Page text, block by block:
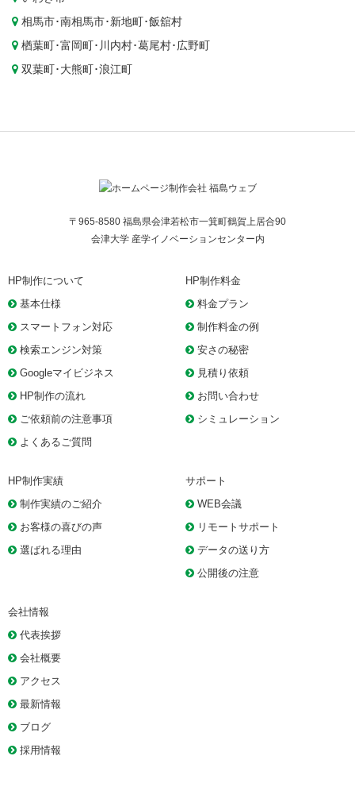
相馬市･南相馬市･ 新地町･飯舘村
楢葉町･富岡町･ 川内村･葛尾村･ 広野町
双葉町･ 大熊町･浪江町
〒965-8580 福島県会津若松市一箕町鶴賀上居合90
会津大学 産学イノベーションセンター内
HP制作について
基本仕様
スマートフォン対応
検索エンジン対策
Googleマイビジネス
HP制作の流れ
ご依頼前の注意事項
よくあるご質問
HP制作料金
料金プラン
制作料金の例
安さの秘密
見積り依頼
お問い合わせ
シミュレーション
HP制作実績
制作実績のご紹介
お客様の喜びの声
選ばれる理由
サポート
WEB会議
リモートサポート
データの送り方
公開後の注意
会社情報
代表挨拶
会社概要
アクセス
最新情報
ブログ
採用情報